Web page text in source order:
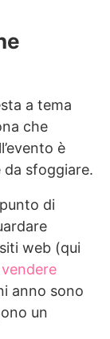
a tema
che
è
sfoggiare.
di
web (qui
anno sono
un